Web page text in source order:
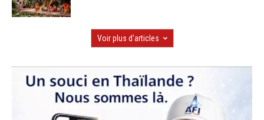
Voir plus d'articles